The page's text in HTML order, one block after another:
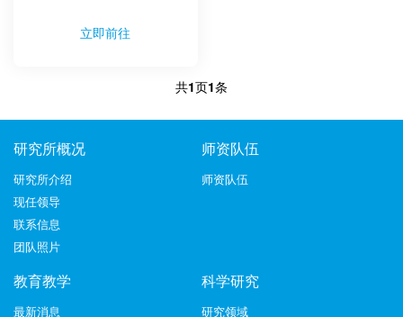
立即前往
共1页1条
研究所概况
研究所介绍
现任领导
联系信息
团队照片
师资队伍
师资队伍
教育教学
最新消息
科学研究
研究领域